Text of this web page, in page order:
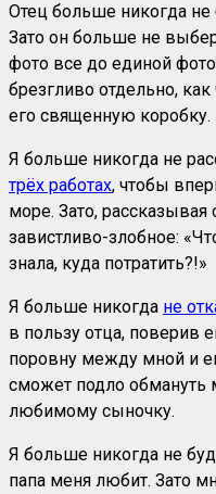
Отец больше никогда не
Зато он больше не
фото все до единой
брезгливо отдельно,
его священную коробку.
Я больше никогда не
трёх работах, чтобы
море. Зато,
завистливо-злобное:
знала, куда потратить?!»
Я больше никогда не
в пользу отца, поверив
поровну между мной и
сможет подло обмануть
любимому сыночку.
Я больше никогда не
папа меня любит. Зато